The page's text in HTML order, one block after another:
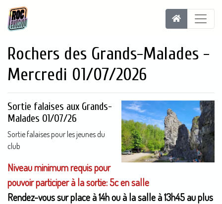
Rochers des Grands-Malades -
Mercredi 01/07/2026
Sortie falaises aux Grands-
Malades 01/07/26
Sortie falaises pour les jeunes du
club
Niveau minimum requis pour
pouvoir participer à la sortie: 5c en salle
Rendez-vous sur place à 14h ou à la salle à 13h45 au plus